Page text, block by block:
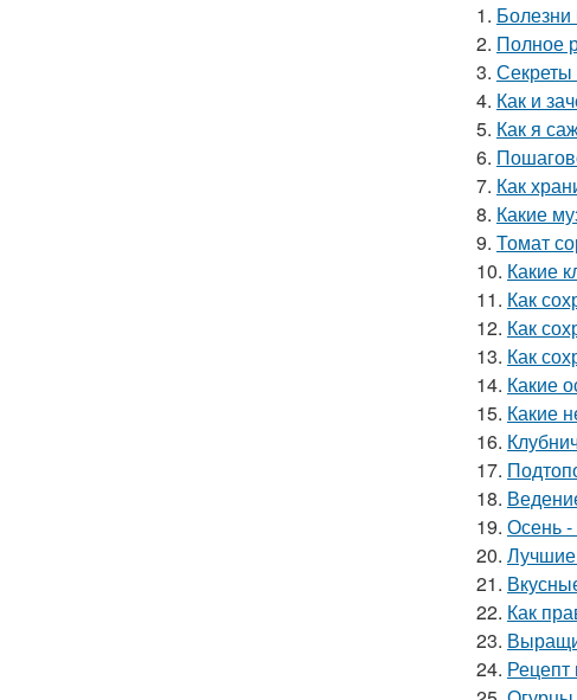
1. Болезни
2. Полное
3. Секреты
4. Как и
5. Как я
6.
7. Как
8. Какие
9. Томат
10. Какие
11. Как
12. Как
13. Как
14. Какие
15. Какие
16.
17.
18.
19. Осень -
20. Лучшие
21.
22. Как
23.
24.